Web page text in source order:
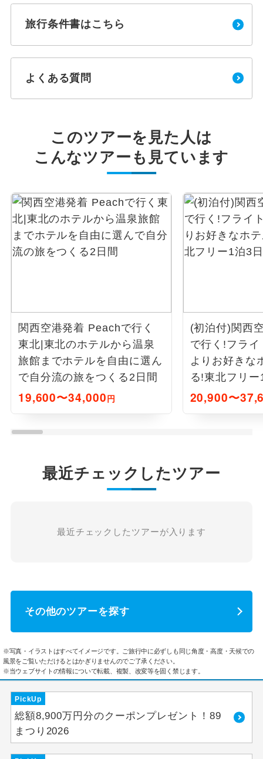
旅行条件書はこちら
よくある質問
このツアーを見た人は
こんなツアーも見ています
関西空港発着 Peachで行く
東北|東北のホテルから温泉
旅館までホテルを自由に選ん
で自分流の旅をつくる2日間
19,600〜34,000円
(初泊付)関西
で行く!フラ
よりお好きな
る!東北フリ
20,900〜
最近チェックしたツアー
最近チェックしたツアーが入ります
その他のツアーを探す
※写真・イラストはすべてイメージです。ご旅行中に必ずしも同じ角度・高度・天候での
風景をご覧いただけるとはかぎりませんのでご了承ください。
※当ウェブサイトの情報について転載、複製、改変等を固く禁じます。
PickUp
総額8,900万円分のクーポンプレゼント！89
まつり2026